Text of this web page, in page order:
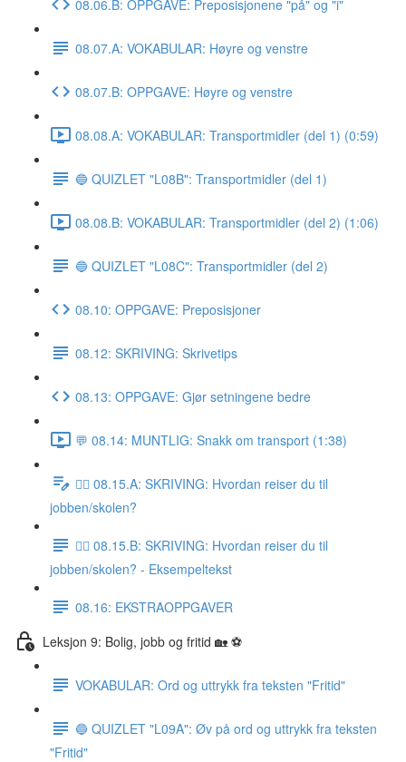
08.06.B: OPPGAVE: Preposisjonene "på" og "i"
08.07.A: VOKABULAR: Høyre og venstre
08.07.B: OPPGAVE: Høyre og venstre
08.08.A: VOKABULAR: Transportmidler (del 1) (0:59)
🔵 QUIZLET "L08B": Transportmidler (del 1)
08.08.B: VOKABULAR: Transportmidler (del 2) (1:06)
🔵 QUIZLET "L08C": Transportmidler (del 2)
08.10: OPPGAVE: Preposisjoner
08.12: SKRIVING: Skrivetips
08.13: OPPGAVE: Gjør setningene bedre
💬 08.14: MUNTLIG: Snakk om transport (1:38)
✍🏼 08.15.A: SKRIVING: Hvordan reiser du til
jobben/skolen?
✍🏼 08.15.B: SKRIVING: Hvordan reiser du til
jobben/skolen? - Eksempeltekst
08.16: EKSTRAOPPGAVER
Leksjon 9: Bolig, jobb og fritid 🏡 ⚽️
VOKABULAR: Ord og uttrykk fra teksten "Fritid"
🔵 QUIZLET "L09A": Øv på ord og uttrykk fra teksten
"Fritid"